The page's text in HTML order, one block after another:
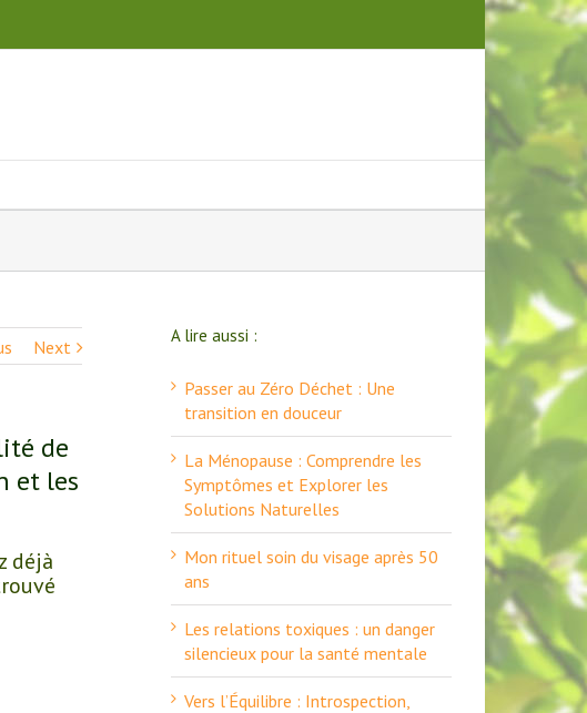
Next
de
et les
déjà
A lire aussi :
Passer au Zéro Déchet : Une
transition en douceur
La Ménopause : Comprendre les
Symptômes et Explorer les
Solutions Naturelles
Mon rituel soin du visage après 50
ans
Les relations toxiques : un danger
silencieux pour la santé mentale
Vers l’Équilibre : Introspection,